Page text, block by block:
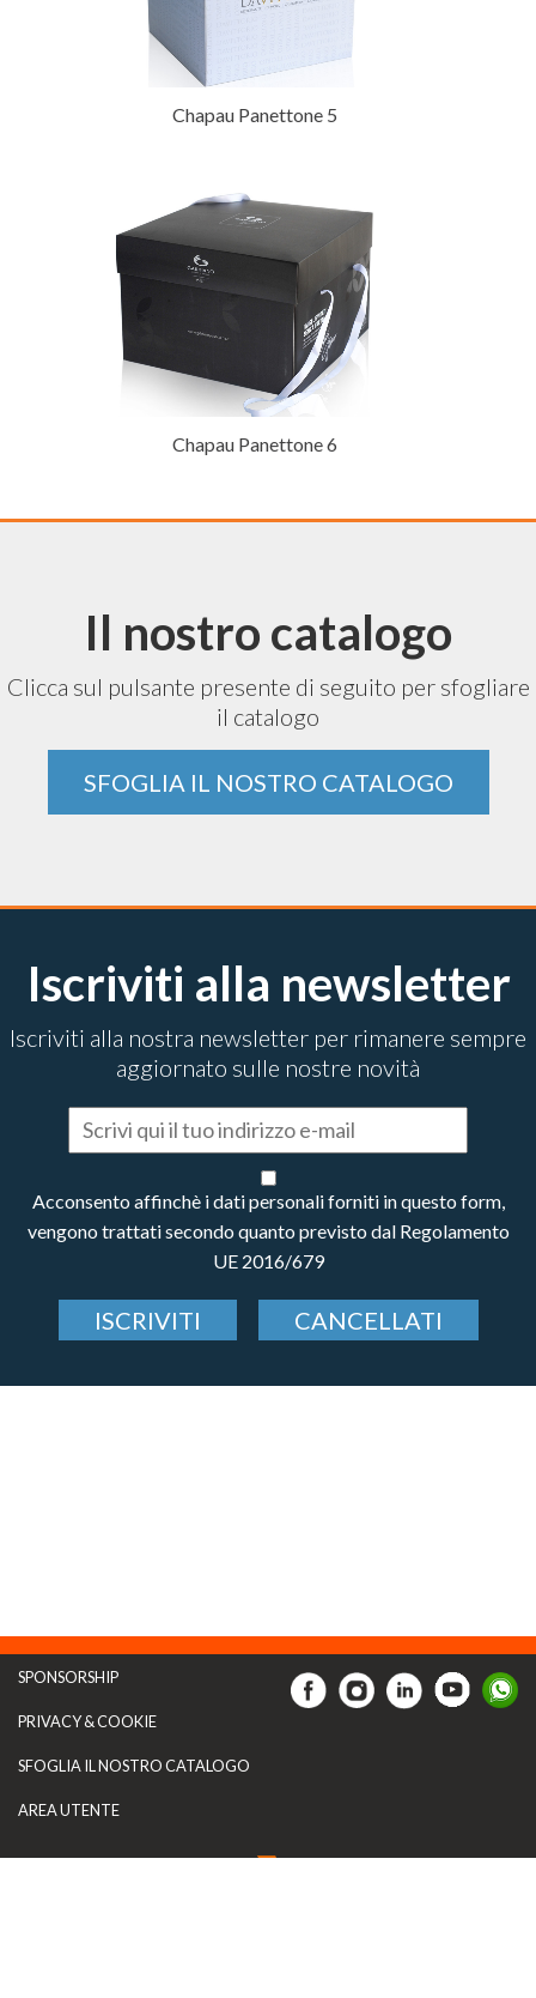
Chapau Panettone 5
Chapau Panettone 6
Il nostro catalogo
Clicca sul pulsante presente di seguito per sfogliare
il catalogo
SFOGLIA IL NOSTRO CATALOGO
Iscriviti alla newsletter
Iscriviti alla nostra newsletter per rimanere sempre
aggiornato sulle nostre novità
Acconsento affinchè i dati personali forniti in questo form,
vengono trattati secondo quanto previsto dal Regolamento
UE 2016/679
ISCRIVITI CANCELLATI
SPONSORSHIP
PRIVACY & COOKIE
SFOGLIA IL NOSTRO CATALOGO
AREA UTENTE